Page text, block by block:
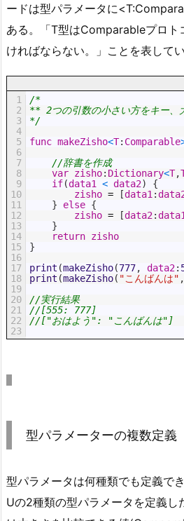
ードは型パラメータに
ある。「T型はComparableプロト
ければならない。」ことを表してい
1
2
3
4
5
6
7
8
9
10
11
12
13
14
15
16
17
18
19
20
21
22
23
/*
** 2つの引数の小さい方をキー、
*/
func makeZisho<T: Comparable
//辞書を作成
var zisho: Dictionary<T,
if(data1 < data2)
{
zisho = [data1 :
}
else {
zisho = [data2:data1
}
return zisho
}
print (makeZisho(777, data2:
print (makeZisho( "こんばんは" ,
//実行結果
//[555: 777]
//["おはよう": "こんばんは"]
型パラメーターの複数定義
型パラメータは何種類でも定義で
Uの2種類の型パラメータを定義し